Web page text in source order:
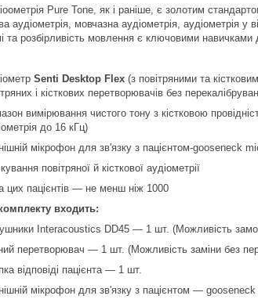
Pure Tone, як і раніше, є золотим
аудіометрія, мовчазна аудіометрія, аудіометрія
та розбірливість мовлення є ключовими навичками
Senti Desktop Flex (з повітряними та
і кісткових перетворювачів без
вимірювання чистого тону з кістковою
до 16 кГц)
мікрофон для зв'язку з пацієнтом-gooseneck
повітряної й кісткової аудіометрії
цих пацієнтів — не менш ніж 1000
входить:
Interacoustics DD45 — 1 шт. (Можливість
перетворювач — 1 шт. (Можливість заміни без
відповіді пацієнта — 1 шт.
мікрофон для зв'язку з пацієнтом — gooseneck